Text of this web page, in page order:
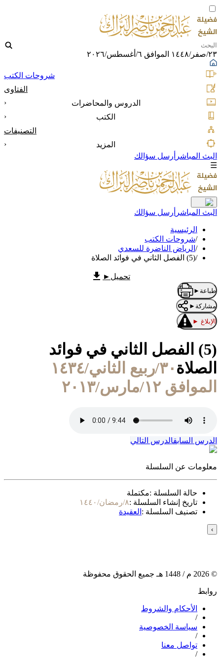
٢٣/صفر/١٤٤٨ الموافق ٦/أغسطس/٢٠٢٦
شروحات الكتب
الفتاوى
الدروس والمحاضرات
‹
الكتب
‹
التصنيفات
المزيد
‹
البث المباشر أرسل سؤالك
☰
البث المباشر أرسل سؤالك
الرئيسية
/شروحات الكتب
/ الرياض الناضرة للسعدي
/(5) الفصل الثاني في فوائد الصلاة
تحميل ►
طباعة ►
مشاركة ►
الإبلاغ ►
(5) الفصل الثاني في فوائد
الصلاة
٣٠/ربيع الثاني/١٤٣٤
الموافق ١٢/مارس/٢٠١٣
الدرس السابقالدرس التالي
معلومات عن السلسلة
حالة السلسلة :مكتملة
تاريخ إنشاء السلسلة :٨/رمضان/١٤٤٠
تصنيف السلسلة : العقيدة
›
©
2026 م / 1448 هـ جميع الحقوق محفوظة
روابط
الأحكام والشروط
/
سياسة الخصوصية
/
تواصل معنا
/